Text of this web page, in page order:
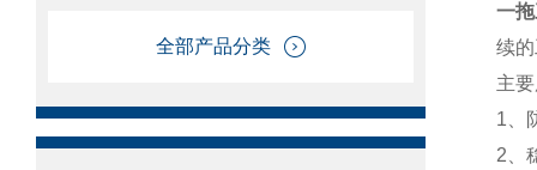
全部产品分类
一
续
主
1、
2、